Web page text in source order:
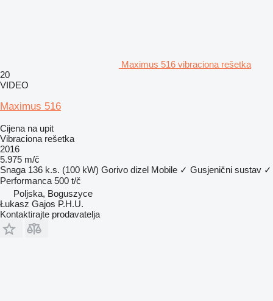
Maximus 516 vibraciona rešetka
20
VIDEO
Maximus 516
Cijena na upit
Vibraciona rešetka
2016
5.975 m/č
Snaga 136 k.s. (100 kW) Gorivo dizel Mobile ✓ Gusjenični sustav ✓
Performanca 500 t/č
Poljska, Boguszyce
Łukasz Gajos P.H.U.
Kontaktirajte prodavatelja